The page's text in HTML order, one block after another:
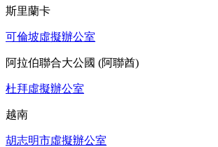
斯里蘭卡
可倫坡虛擬辦公室
阿拉伯聯合大公國 (阿聯酋)
杜拜虛擬辦公室
越南
胡志明市虛擬辦公室